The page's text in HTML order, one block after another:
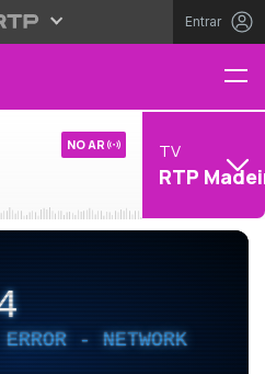
Entrar
NO AR TV
RTP
- NETWORK